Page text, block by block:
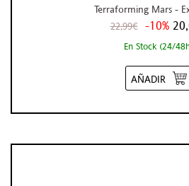
Terraforming Mars -
22,99€ -10%
En Stock (24/
AÑADIR